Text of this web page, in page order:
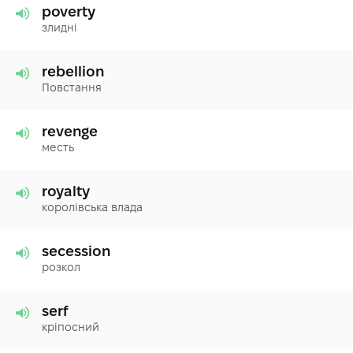
poverty
злидні
rebellion
Повстання
revenge
месть
royalty
королівська влада
secession
розкол
serf
кріпосний